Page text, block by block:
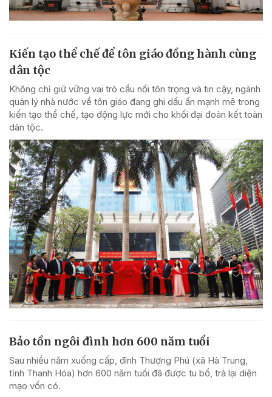
Kiến tạo thể chế để tôn giáo đồng hành cùng
dân tộc
Không chỉ giữ vững vai trò cầu nối tôn trọng và tin cậy, ngành
quản lý nhà nước về tôn giáo đang ghi dấu ấn mạnh mẽ trong
kiến tạo thể chế, tạo động lực mới cho khối đại đoàn kết toàn
dân tộc.
Bảo tồn ngôi đình hơn 600 năm tuổi
Sau nhiều năm xuống cấp, đình Thượng Phú (xã Hà Trung,
tỉnh Thanh Hóa) hơn 600 năm tuổi đã được tu bổ, trả lại diện
mạo vốn có.